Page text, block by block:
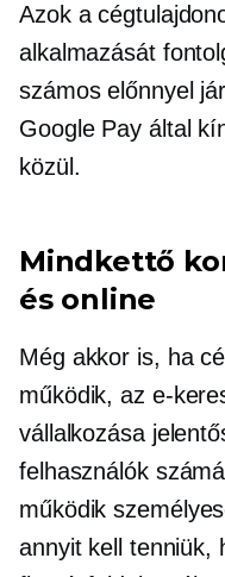
Azok a
alkalmazását
számos előnnyel
Google Pay által
közül.
Mindkettő
és online
Még akkor is, ha
működik, az e-
vállalkozása
felhasználók
működik
annyit kell tenniük,